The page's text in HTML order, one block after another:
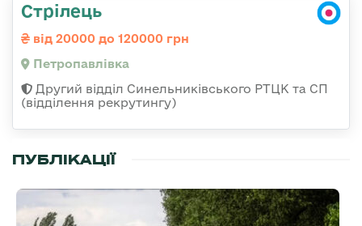
Стрілець
від 20000 до 120000 грн
Петропавлівка
Другий відділ Синельниківського РТЦК та СП
(відділення рекрутингу)
ПУБЛІКАЦІЇ